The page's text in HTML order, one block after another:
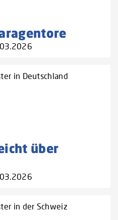
in Deutschland
über
in der Schweiz